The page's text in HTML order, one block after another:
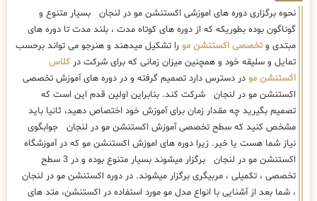
نحوه برگزاری دوره های اموزشی اکستنشن مو در لنجان بسیار متنوع و
گوناگون بوده بطوریکه که از دوره های کوتاه مدت ، بلند مدت تا دوره های
مبتدی وتخصصی اکستنشن مو را تشکیل میدهند و هنرجو می تواند برحسب
تمایل و سلیقه خود و همچنین میزان زمانی که برای شرکت در کلاس
اکستنشن مو در دسترس دارد تصمیم گرفته و در دوره های آموزش تخصصی
اکستنشن مو در لنجان شرکت کند. بنابراین اولین قدم این است که
تصمیم بگیرید چه مقدار زمان برای آموزش خود اختصاص دهید، ثانیا باید
مشخص کنید که سطح تخصصی آموزش اکستنشن مو در لنجان جوابگوی
نیاز شما هست یا خیر. زیرا دوره های اموزش اکستنشن مو که در آموزشگاه
اکستنشن مو در لنجان برگزار میشوند بسیار متنوع بوده و در 3 سطح
تخصصی ، تکمیلی ، مربیگری برگزار میشوند. در دوره اکستنشن مو در لنجان
، شما بعد از آشنایی با انواع مدل مو مورد استفاده در اکستنشن، متد های